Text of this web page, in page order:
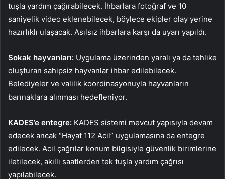
tuşla yardım çağırabilecek. İhbarlara fotoğraf ve 10
saniyelik video eklenebilecek, böylece ekipler olay yerine
hazırlıklı ulaşacak. Asılsız ihbarlara karşı da uyarı yapıldı.
Sokak hayvanları: Uygulama üzerinden yaralı ya da tehlike
oluşturan sahipsiz hayvanlar ihbar edilebilecek.
Belediyeler ve valilik koordinasyonuyla hayvanların
barınaklara alınması hedefleniyor.
KADES’e entegre: KADES sistemi mevcut yapısıyla devam
edecek ancak “Hayat 112 Acil” uygulamasına da entegre
edilecek. Acil çağrılar konum bilgisiyle güvenlik birimlerine
iletilecek, akıllı saatlerden tek tuşla yardım çağrısı
yapılabilecek.